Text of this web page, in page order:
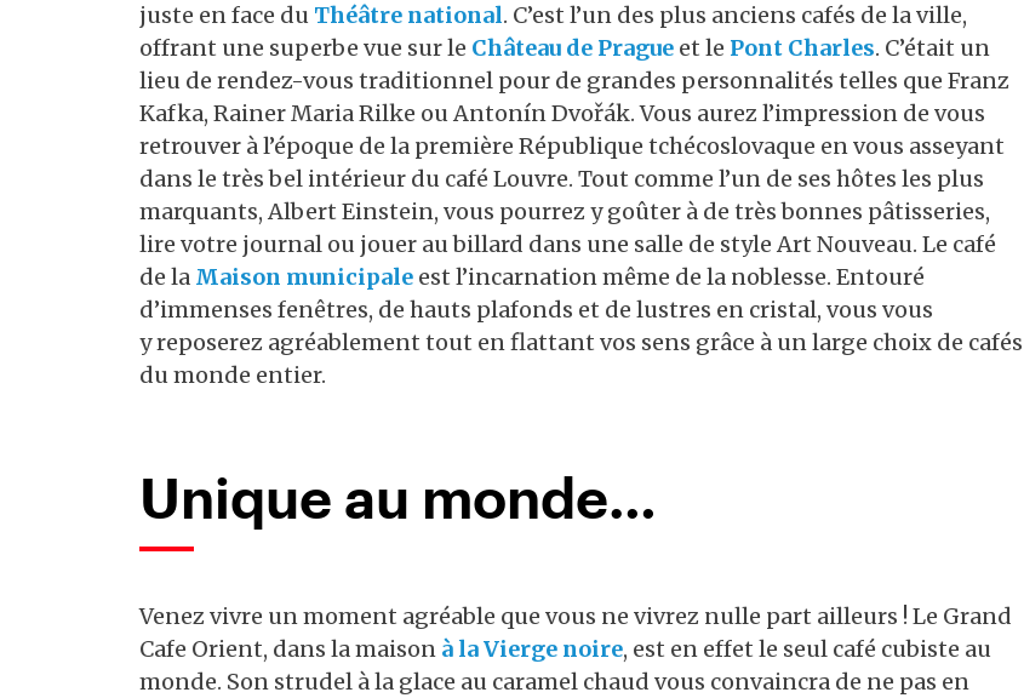
juste en face du Théâtre national. C’est l’un des plus anciens cafés de la ville,
offrant une superbe vue sur le Château de Prague et le Pont Charles. C’était un
lieu de rendez-vous traditionnel pour de grandes personnalités telles que Franz
Kafka, Rainer Maria Rilke ou Antonín Dvořák. Vous aurez l’impression de vous
retrouver à l’époque de la première République tchécoslovaque en vous asseyant
dans le très bel intérieur du café Louvre. Tout comme l’un de ses hôtes les plus
marquants, Albert Einstein, vous pourrez y goûter à de très bonnes pâtisseries,
lire votre journal ou jouer au billard dans une salle de style Art Nouveau. Le café
de la Maison municipale est l’incarnation même de la noblesse. Entouré
d’immenses fenêtres, de hauts plafonds et de lustres en cristal, vous vous
y reposerez agréablement tout en flattant vos sens grâce à un large choix de cafés
du monde entier.
Unique au monde…
Venez vivre un moment agréable que vous ne vivrez nulle part ailleurs ! Le Grand
Cafe Orient, dans la maison à la Vierge noire, est en effet le seul café cubiste au
monde. Son strudel à la glace au caramel chaud vous convaincra de ne pas en